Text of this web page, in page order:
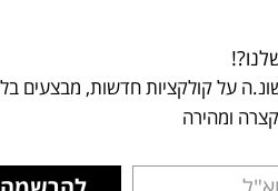
על קולקציות חדשות, מבצעים
ומהירה